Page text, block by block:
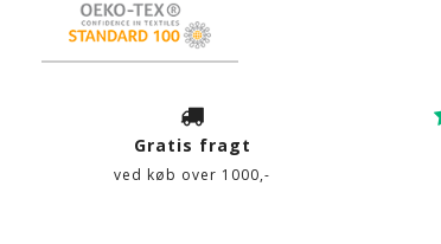
Gratis fragt
ved køb over 1000,-